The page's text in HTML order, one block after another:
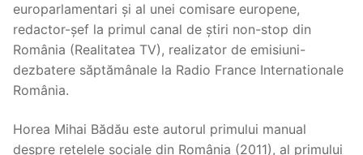
europarlamentari și al unei comisare europene,
redactor-șef la primul canal de știri non-stop din
România (Realitatea TV), realizator de emisiuni-
dezbatere săptămânale la Radio France Internationale
România.
Horea Mihai Bădău este autorul primului manual
despre rețelele sociale din România (2011), al primului